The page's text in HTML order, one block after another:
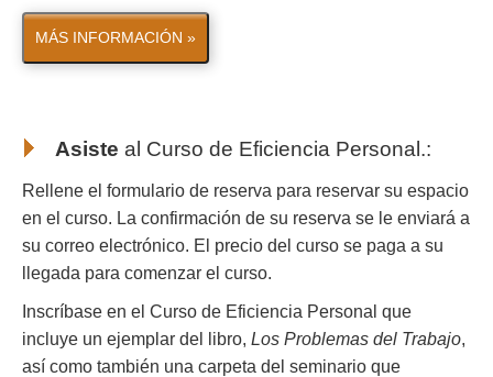
MÁS INFORMACIÓN »
Asiste al Curso de Eficiencia Personal.:
Rellene el formulario de reserva para reservar su espacio
en el curso. La confirmación de su reserva se le enviará a
su correo electrónico. El precio del curso se paga a su
llegada para comenzar el curso.
Inscríbase en el Curso de Eficiencia Personal que
incluye un ejemplar del libro, Los Problemas del Trabajo,
así como también una carpeta del seminario que